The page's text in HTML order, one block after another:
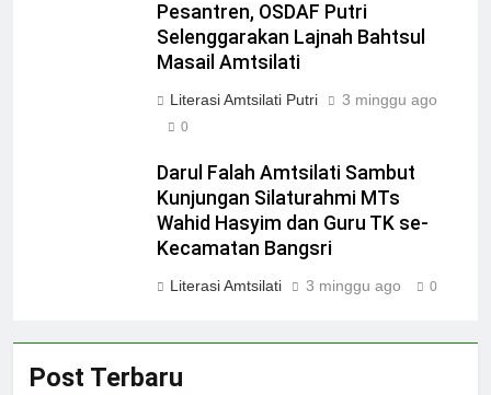
Pesantren, OSDAF Putri
Selenggarakan Lajnah Bahtsul
Masail Amtsilati
Literasi Amtsilati Putri 3 minggu ago
0
Darul Falah Amtsilati Sambut
Kunjungan Silaturahmi MTs
Wahid Hasyim dan Guru TK se-
Kecamatan Bangsri
Literasi Amtsilati 3 minggu ago 0
Post Terbaru